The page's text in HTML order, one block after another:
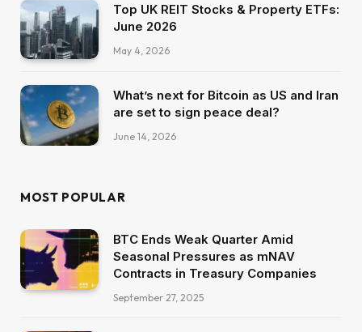
Top UK REIT Stocks & Property ETFs:
June 2026
May 4, 2026
What’s next for Bitcoin as US and Iran
are set to sign peace deal?
June 14, 2026
MOST POPULAR
BTC Ends Weak Quarter Amid
Seasonal Pressures as mNAV
Contracts in Treasury Companies
September 27, 2025